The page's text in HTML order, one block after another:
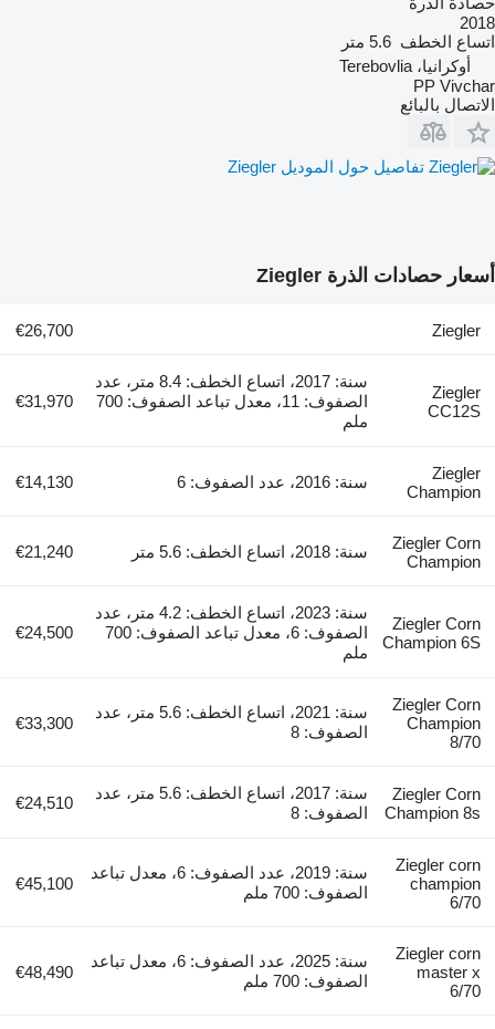
2018
اتساع الخطف 5.6 متر
أوكرانيا، Terebovlia
PP Vivchar
الاتصال بالبائع
تفاصيل حول الموديل Ziegler
أسعار حصادات الذرة Ziegler
Ziegler
€26,700
Ziegler
CC12S
سنة: 2017، اتساع الخطف: 8.4 متر، عدد
الصفوف: 11، معدل تباعد الصفوف: 700
ملم
€31,970
Ziegler
Champion
سنة: 2016، عدد الصفوف: 6 €14,130
Ziegler Corn
Champion
سنة: 2018، اتساع الخطف: 5.6 متر €21,240
Ziegler Corn
Champion 6S
سنة: 2023، اتساع الخطف: 4.2 متر، عدد
الصفوف: 6، معدل تباعد الصفوف: 700
ملم
€24,500
Ziegler Corn
Champion
8/70
سنة: 2021، اتساع الخطف: 5.6 متر، عدد
الصفوف: 8
€33,300
Ziegler Corn
Champion 8s
سنة: 2017، اتساع الخطف: 5.6 متر، عدد
الصفوف: 8
€24,510
Ziegler corn
champion
6/70
سنة: 2019، عدد الصفوف: 6، معدل تباعد
الصفوف: 700 ملم
€45,100
Ziegler corn
master x
6/70
سنة: 2025، عدد الصفوف: 6، معدل تباعد
الصفوف: 700 ملم
€48,490